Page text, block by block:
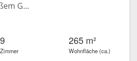
G...
9
Zimmer
265 m²
Wohnfläche (ca.)